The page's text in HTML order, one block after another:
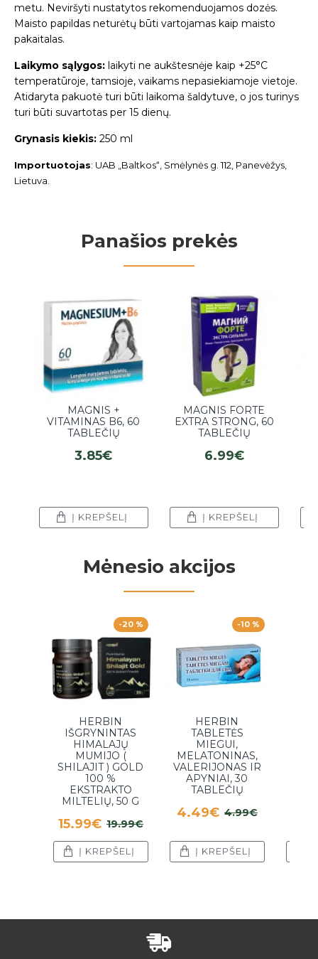
metu. Neviršyti nustatytos rekomenduojamos dozės.
Maisto papildas neturėtų būti vartojamas kaip maisto
pakaitalas.
Laikymo sąlygos: laikyti ne aukštesnėje kaip +25°C
temperatūroje, tamsioje, vaikams nepasiekiamoje vietoje.
Atidaryta pakuotė turi būti laikoma šaldytuve, o jos turinys
turi būti suvartotas per 15 dienų.
Grynasis kiekis: 250 ml
Importuotojas: UAB „Baltkos“, Smėlynės g. 112, Panevėžys,
Lietuva.
Panašios prekės
MAGNIS +
VITAMINAS B6, 60
TABLEČIŲ
3.85€
Į KREPŠELĮ
MAGNIS FORTE
EXTRA STRONG, 60
TABLEČIŲ
6.99€
Į KREPŠELĮ
Mėnesio akcijos
-20 %
HERBIN
IŠGRYNINTAS
HIMALAJŲ
MUMIJO (
SHILAJIT ) GOLD
100 %
EKSTRAKTO
MILTELIŲ, 50 G
15.99€ 19.99€
Į KREPŠELĮ
-10 %
HERBIN
TABLETĖS
MIEGUI,
MELATONINAS,
VALERIJONAS IR
APYNIAI, 30
TABLEČIŲ
4.49€ 4.99€
Į KREPŠELĮ